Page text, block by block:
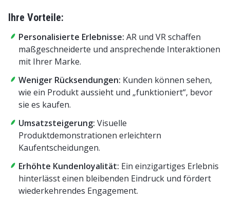
Ihre Vorteile:
Personalisierte Erlebnisse: AR und VR schaffen
maßgeschneiderte und ansprechende Interaktionen
mit Ihrer Marke.
Weniger Rücksendungen: Kunden können sehen,
wie ein Produkt aussieht und „funktioniert“, bevor
sie es kaufen.
Umsatzsteigerung: Visuelle
Produktdemonstrationen erleichtern
Kaufentscheidungen.
Erhöhte Kundenloyalität: Ein einzigartiges Erlebnis
hinterlässt einen bleibenden Eindruck und fördert
wiederkehrendes Engagement.